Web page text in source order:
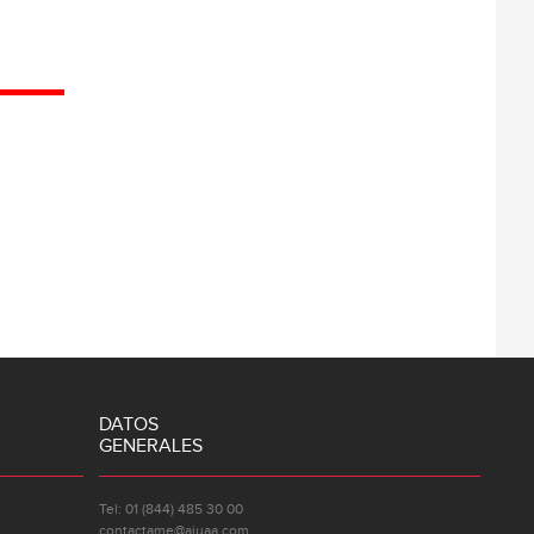
DATOS
GENERALES
Tel: 01 (844) 485 30 00